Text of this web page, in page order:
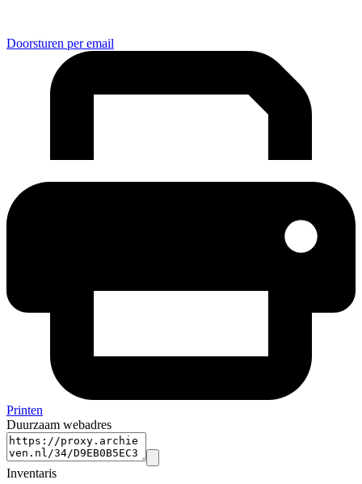
Doorsturen per email
Printen
Duurzaam webadres
Inventaris